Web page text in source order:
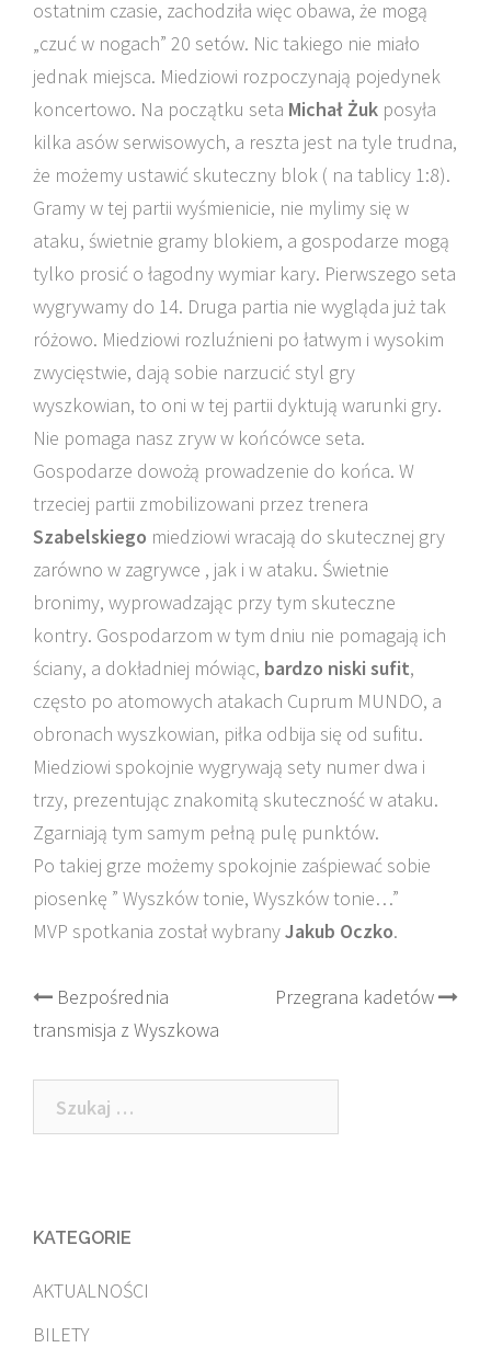
ostatnim czasie, zachodziła więc obawa, że mogą
„czuć w nogach” 20 setów. Nic takiego nie miało
jednak miejsca. Miedziowi rozpoczynają pojedynek
koncertowo. Na początku seta Michał Żuk posyła
kilka asów serwisowych, a reszta jest na tyle trudna,
że możemy ustawić skuteczny blok ( na tablicy 1:8).
Gramy w tej partii wyśmienicie, nie mylimy się w
ataku, świetnie gramy blokiem, a gospodarze mogą
tylko prosić o łagodny wymiar kary. Pierwszego seta
wygrywamy do 14. Druga partia nie wygląda już tak
różowo. Miedziowi rozluźnieni po łatwym i wysokim
zwycięstwie, dają sobie narzucić styl gry
wyszkowian, to oni w tej partii dyktują warunki gry.
Nie pomaga nasz zryw w końcówce seta.
Gospodarze dowożą prowadzenie do końca. W
trzeciej partii zmobilizowani przez trenera
Szabelskiego miedziowi wracają do skutecznej gry
zarówno w zagrywce , jak i w ataku. Świetnie
bronimy, wyprowadzając przy tym skuteczne
kontry. Gospodarzom w tym dniu nie pomagają ich
ściany, a dokładniej mówiąc, bardzo niski sufit,
często po atomowych atakach Cuprum MUNDO, a
obronach wyszkowian, piłka odbija się od sufitu.
Miedziowi spokojnie wygrywają sety numer dwa i
trzy, prezentując znakomitą skuteczność w ataku.
Zgarniają tym samym pełną pulę punktów.
Po takiej grze możemy spokojnie zaśpiewać sobie
piosenkę ” Wyszków tonie, Wyszków tonie…”
MVP spotkania został wybranyJakub Oczko.
Post
navigation
Bezpośrednia
transmisja z Wyszkowa
Przegrana kadetów
Szukaj:
KATEGORIE
AKTUALNOŚCI
BILETY